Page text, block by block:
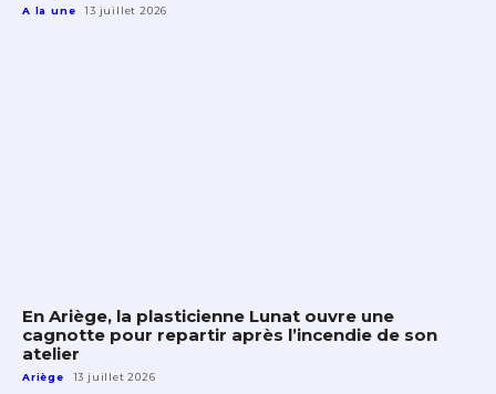
A la une 13 juillet 2026
En Ariège, la plasticienne Lunat ouvre une
cagnotte pour repartir après l’incendie de son
atelier
Ariège 13 juillet 2026